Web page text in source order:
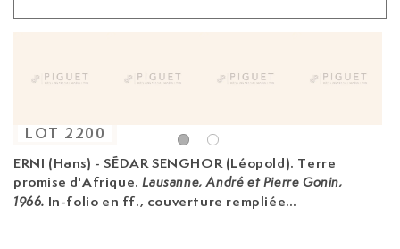
ERNI (Hans) - SÉDAR SENGHOR (Léopold). Terre
promise d'Afrique. Lausanne, André et Pierre Gonin,
1966. In-folio en ff., couverture rempliée
LOT 2200